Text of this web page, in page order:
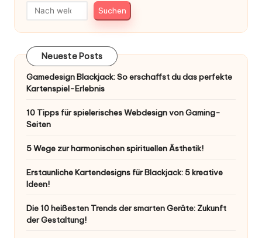
Suchen
Neueste Posts
Gamedesign Blackjack: So erschaffst du das perfekte
Kartenspiel-Erlebnis
10 Tipps für spielerisches Webdesign von Gaming-
Seiten
5 Wege zur harmonischen spirituellen Ästhetik!
Erstaunliche Kartendesigns für Blackjack: 5 kreative
Ideen!
Die 10 heißesten Trends der smarten Geräte: Zukunft
der Gestaltung!